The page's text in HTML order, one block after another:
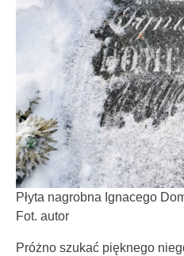
Płyta nagrobna Ignacego
Fot. autor
Próżno szukać pięknego